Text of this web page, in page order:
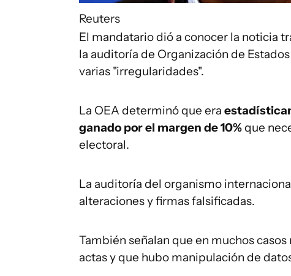
Reuters
El mandatario dió a conocer la noticia
la auditoría de Organización de
varias "irregularidades".
La OEA determinó que era
ganado por el margen de 10%que
electoral.
La auditoría del organismo
alteraciones y firmas falsificadas.
También señalan que en muchos
actas y que hubo manipulación de